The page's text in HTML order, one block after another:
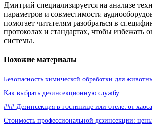
Дмитрий специализируется на анализе
параметров и совместимости
помогает читателям разобраться в
протоколах и стандартах, чтобы избежать
системы.
Похожие материалы
Безопасность химической обработки для
Как выбрать дезинсекционную службу
### Дезинсекция в гостинице или отеле: от
Стоимость профессиональной дезинсекции: